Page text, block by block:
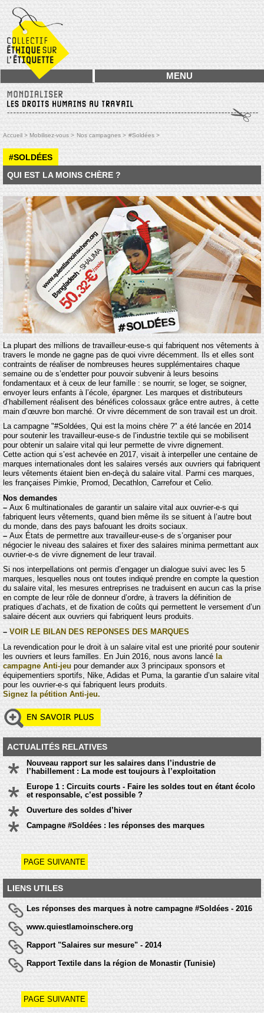
MENU
Accueil > Mobilisez-vous > Nos campagnes > #Soldées >
#SOLDÉES
QUI EST LA MOINS CHÈRE ?
La plupart des millions de travailleur-euse-s qui fabriquent nos vêtements à
travers le monde ne gagne pas de quoi vivre décemment. Ils et elles sont
contraints de réaliser de nombreuses heures supplémentaires chaque
semaine ou de s’endetter pour pouvoir subvenir à leurs besoins
fondamentaux et à ceux de leur famille : se nourrir, se loger, se soigner,
envoyer leurs enfants à l’école, épargner. Les marques et distributeurs
d’habillement réalisent des bénéfices colossaux grâce entre autres, à cette
main d’œuvre bon marché. Or vivre décemment de son travail est un droit.
La campagne "#Soldées, Qui est la moins chère ?" a été lancée en 2014
pour soutenir les travailleur-euse-s de l’industrie textile qui se mobilisent
pour obtenir un salaire vital qui leur permette de vivre dignement.
Cette action qui s’est achevée en 2017, visait à interpeller une centaine de
marques internationales dont les salaires versés aux ouvriers qui fabriquent
leurs vêtements étaient bien en-deçà du salaire vital. Parmi ces marques,
les françaises Pimkie, Promod, Decathlon, Carrefour et Celio.
Nos demandes
– Aux 6 multinationales de garantir un salaire vital aux ouvrier-e-s qui
fabriquent leurs vêtements, quand bien même ils se situent à l’autre bout
du monde, dans des pays bafouant les droits sociaux.
– Aux États de permettre aux travailleur-euse-s de s’organiser pour
négocier le niveau des salaires et fixer des salaires minima permettant aux
ouvrier-e-s de vivre dignement de leur travail.
Si nos interpellations ont permis d’engager un dialogue suivi avec les 5
marques, lesquelles nous ont toutes indiqué prendre en compte la question
du salaire vital, les mesures entreprises ne traduisent en aucun cas la prise
en compte de leur rôle de donneur d’ordre, à travers la définition de
pratiques d’achats, et de fixation de coûts qui permettent le versement d’un
salaire décent aux ouvriers qui fabriquent leurs produits.
– VOIR LE BILAN DES REPONSES DES MARQUES
La revendication pour le droit à un salaire vital est une priorité pour soutenir
les ouvriers et leurs familles. En Juin 2016, nous avons lancé la
campagne Anti-jeu pour demander aux 3 principaux sponsors et
équipementiers sportifs, Nike, Adidas et Puma, la garantie d’un salaire vital
pour les ouvrier-e-s qui fabriquent leurs produits.
Signez la pétition Anti-jeu.
ACTUALITÉS RELATIVES
Nouveau rapport sur les salaires dans l’industrie de
l’habillement : La mode est toujours à l’exploitation
Europe 1 : Circuits courts - Faire les soldes tout en étant écolo
et responsable, c’est possible ?
Ouverture des soldes d’hiver
Campagne #Soldées : les réponses des marques
PAGE SUIVANTE
LIENS UTILES
Les réponses des marques à notre campagne #Soldées - 2016
www.quiestlamoinschere.org
Rapport "Salaires sur mesure" - 2014
Rapport Textile dans la région de Monastir (Tunisie)
PAGE SUIVANTE